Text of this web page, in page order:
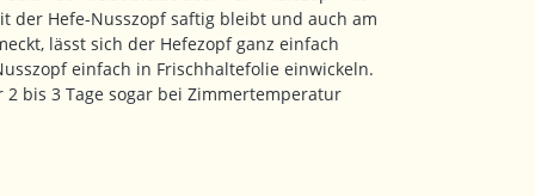
der Hefe-Nusszopf saftig bleibt und auch am
lässt sich der Hefezopf ganz einfach
einfach in Frischhaltefolie einwickeln.
bis 3 Tage sogar bei Zimmertemperatur